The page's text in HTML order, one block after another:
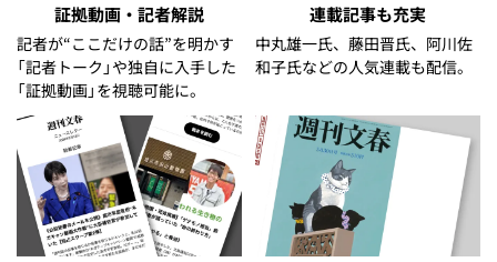
証拠動画・記者解説
記者が“ここだけの話”を明かす
「記者トーク」や独自に入手した
「証拠動画」を視聴可能に。
連載記事も充実
中丸雄一氏、藤田晋氏、阿川佐
和子氏などの人気連載も配信。